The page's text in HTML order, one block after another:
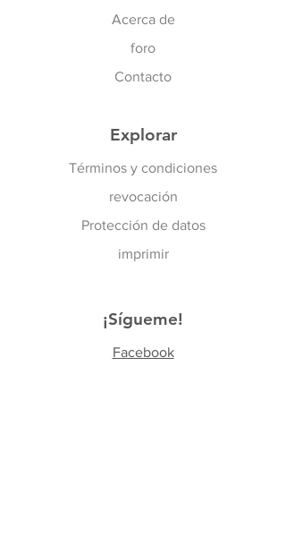
Acerca de
foro
Contacto
Explorar
Términos y condiciones
revocación
Protección de datos
imprimir
¡Sígueme!
Facebook